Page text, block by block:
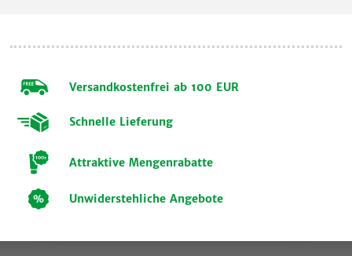
Versandkostenfrei ab 100 EUR
Schnelle Lieferung
Attraktive Mengenrabatte
Unwiderstehliche Angebote